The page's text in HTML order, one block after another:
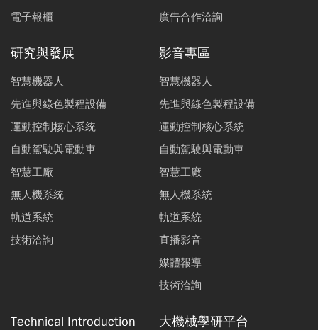
電子報櫃
廣告合作洽詢
研究與發展
智慧機器人
先進與綠色製程設備
運動控制核心系統
自動駕駛與電動車
智慧工廠
無人機系統
軌道系統
技術洽詢
影音專區
智慧機器人
先進與綠色製程設備
運動控制核心系統
自動駕駛與電動車
智慧工廠
無人機系統
軌道系統
直播影音
媒體報導
技術洽詢
Technical Introduction 大機械學研平台